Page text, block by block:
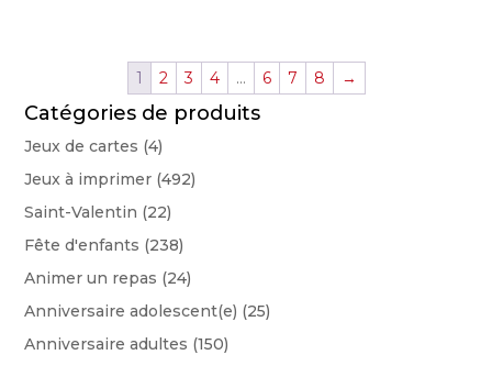
1 2 3 4 … 6 7 8 →
Catégories de produits
Jeux de cartes (4)
Jeux à imprimer (492)
Saint-Valentin (22)
Fête d'enfants (238)
Animer un repas (24)
Anniversaire adolescent(e) (25)
Anniversaire adultes (150)